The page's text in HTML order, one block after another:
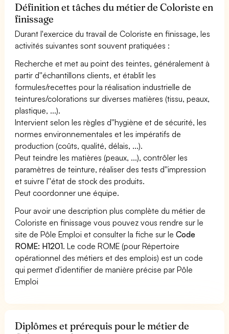
Définition et tâches du métier de Coloriste en
finissage
Durant l'exercice du travail de Coloriste en finissage, les
activités suivantes sont souvent pratiquées :
Recherche et met au point des teintes, généralement à
partir d''échantillons clients, et établit les
formules/recettes pour la réalisation industrielle de
teintures/colorations sur diverses matières (tissu, peaux,
plastique, ...).
Intervient selon les règles d''hygiène et de sécurité, les
normes environnementales et les impératifs de
production (coûts, qualité, délais, ...).
Peut teindre les matières (peaux, ...), contrôler les
paramètres de teinture, réaliser des tests d''impression
et suivre l''état de stock des produits.
Peut coordonner une équipe.
Pour avoir une description plus complète du métier de
Coloriste en finissage vous pouvez vous rendre sur le
site de Pôle Emploi et consulter la fiche sur leCode
ROME: H1201. Le code ROME (pour Répertoire
opérationnel des métiers et des emplois) est un code
qui permet d'identifier de manière précise par Pôle
Emploi
Diplômes et prérequis pour le métier de